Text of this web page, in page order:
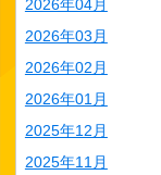
2026年04月
2026年03月
2026年02月
2026年01月
2025年12月
2025年11月